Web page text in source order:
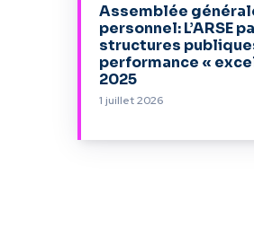
Assemblée
personnel: L’ARSE
structures
performance «
2025
1 juillet 2026